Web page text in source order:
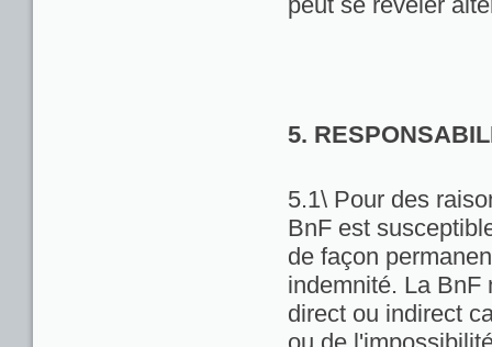
5.
5.1\ Pour des
BnF est
de façon
indemnité. La BnF
direct ou indirect